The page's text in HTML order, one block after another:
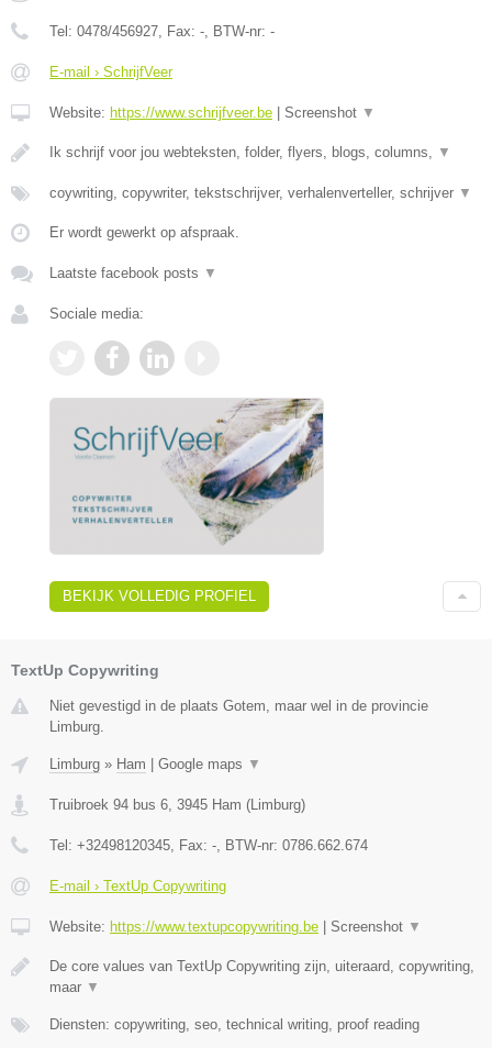
Tel: 0478/456927, Fax: -, BTW-nr: -
E-mail › SchrijfVeer
Website: https://www.schrijfveer.be Screenshot ▼
Ik schrijf voor jou webteksten, folder, flyers, blogs, columns, ▼
coywriting, copywriter, tekstschrijver, verhalenverteller, schrijver ▼
Er wordt gewerkt op afspraak.
Laatste facebook posts ▼
Sociale media:
BEKIJK VOLLEDIG PROFIEL
TextUp Copywriting
Niet gevestigd in de plaats Gotem, maar wel in de provincie
Limburg.
Limburg » Ham Google maps ▼
Truibroek 94 bus 6 3945 Ham ( Limburg)
Tel: +32498120345 , Fax: - , BTW-nr: 0786.662.674
E-mail › TextUp Copywriting
Website: https://www.textupcopywriting.be Screenshot ▼
De core values van TextUp Copywriting zijn, uiteraard, copywriting,
maar ▼
Diensten: copywriting, seo, technical writing, proof reading